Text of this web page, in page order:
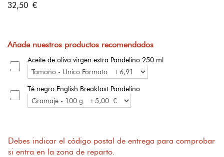
32,50 €
Añade nuestros productos recomendados
Aceite de oliva virgen extra Pandelino 250 ml
Té negro English Breakfast Pandelino
Debes indicar el código postal de entrega para comprobar
si entra en la zona de reparto.